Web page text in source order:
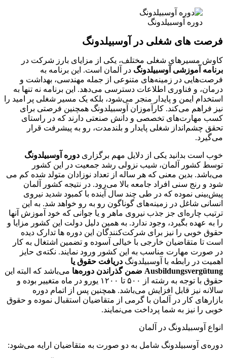
دوره آوسبیلدونگ
فرصت های شغلی در آوسبیلدونگ
کاوش مسیرهای شغلی مختلف، یکی از مزایای بارز شرکت در
برنامه آموزشی آوسبیلدونگ در آلمان است. این برنامه به
فرصت‌هایی در زمینه‌های متنوعی از جمله مهندسی، بهداشت و
درمان، و فناوری اطلاعات دسترسی می‌دهد. این برنامه نه تنها به
استخدام ایمن و پایدار منجر می‌شود، بلکه یک مسیر شغلی پر امید را
نیز فراهم می‌کند. کارآموزان آوسبیلدونگ همچنین فرصتی برای
کسب مهارت‌های تخصصی و دانش صنعتی دارند که در راستای
تحقق چشم‌انداز شغلی پایدار و بلندمدت، رو به پیشرفت قرار
می‌گیرد.
خوب است بدانید یکی از دلایل مهم برگزاری دوره آوسبیلدونگ
توسط کشور آلمان، شیب نزولی رشد جمعیت در این کشور
می‌باشد. بدین معنی که هر ساله از تعداد نوزادان متولد شده کم می
شود و رنج سنی افراد جامعه بالا می‌رود. در نتیجه کشور آلمان
پیش‌بینی نموده که در طی چند سال آینده با کمبود شدید نیروی
انسانی شاغل در زمینه‌های گوناگون رو به رو خواهد شد. به این
ترتیب چاره‌ای جز جذب نیروی ماهر و یا جوانی که خود آموزش آنها
را به عهده بگیرد، وجود ندارد. به همین دلیل دولت این کشور مزایا و
حقوق خوبی را نیز برای شرکت‌کنندگان این دوره ها تدارک دیده
است تا متقاضیان خارجی با خیالی آسوده و تضمین اشتغال به کار
در صورت مهارت مناسب به این کشور ورود نمایند. نکته‌ی حایز
اهمیت در رابطه با آوسبیلدونگ دریافت حقوق یا
Ausbildungsvergütung ضمن گذراندن دوره‌ها
می‌باشد که البته این
حقوق با توجه به رشته از ۵۰۰ تا ۱۲۰۰ یورو در ماه متغییر بوده و
سالانه نیز قابل افزایش می‌باشد. همچنین پس از اتمام دوره
بازارهای کار در آلمان با گرمی از متقاضیان استقبال نموده و حقوق
خوبی را نیز به شما پرداخت می‌نمایند.
انواع آوسبیلدونگ در آلمان
دوره‌ی آوسبیلدونگ شامل به دو صورت به متقاضیان ارایه می‌شود: